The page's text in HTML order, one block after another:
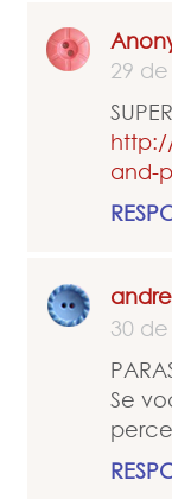
29
and-
30 de
Se